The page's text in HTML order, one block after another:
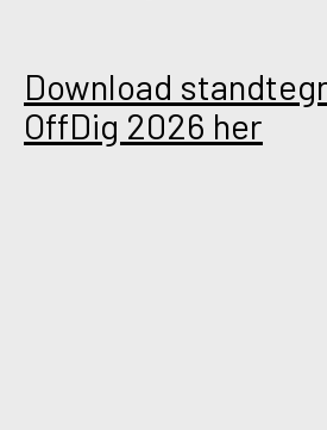
Download
OffDig 2026 her